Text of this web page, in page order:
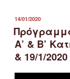
ΔΗΜΟΣΙΕΎΤΗΚΕ
ΣΤΙΣ
14/01/2020
Α’ & Β’
& 19/1/